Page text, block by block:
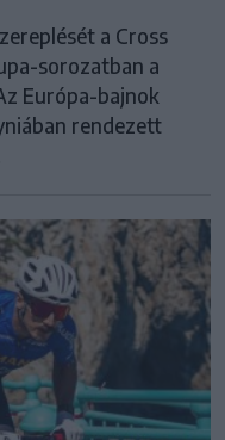
a Cross
sorozatban a
Európa-bajnok
rendezett